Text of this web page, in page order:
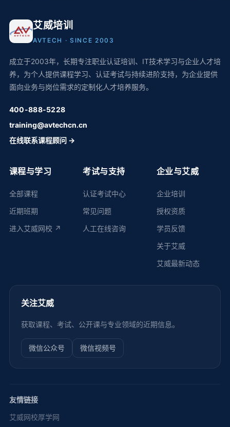
艾威培训
AVTECH · SINCE 2003
成立于2003年，长期专注职业认证培训、IT技术学习与企业人才培
养，为个人提供课程学习、认证考试与持续进阶支持，为企业提供
面向业务与岗位需求的定制化人才培养服务。
400-888-5228
training@avtechcn.cn
在线联系课程顾问 →
课程与学习
全部课程
近期班期
进入艾威网校 ↗
考试与支持
认证考试中心
常见问题
人工在线咨询
企业与艾威
企业培训
授权资质
学员反馈
关于艾威
艾威最新动态
关注艾威
获取课程、考试、公开课与专业领域的近期信息。
微信公众号 微信视频号
友情链接
艾威网校厚学网